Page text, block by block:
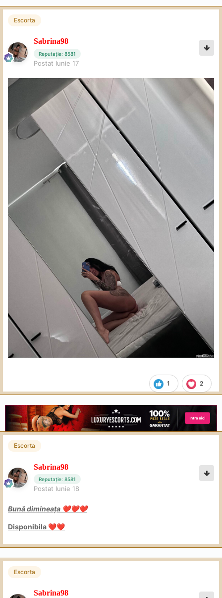
Escorta
Sabrina98
Reputație: 8581
Postat Iunie 17
1 2
Escorta
Sabrina98
Reputație: 8581
Postat Iunie 18
Bună dimineața ❤️❤️❤️
Disponibila ❤️❤️
Escorta
Sabrina98